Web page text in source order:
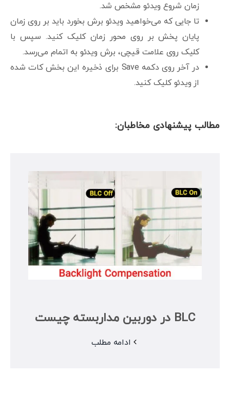
زمان شروع ویدئو مشخص شد.
تا جایی که می‌خواهید ویدئو برش بخورد باید بر روی زمان
پایان پخش بر روی محور زمان کلیک کنید. سپس با
کلیک روی علامت قیچی، برش ویدئو به اتمام می‌رسد.
در آخر روی دکمه Save برای ذخیره این بخش کات شده
از ویدئو کلیک کنید.
مطالب پیشنهادی مخاطبان:
BLC در دوربین مداربسته چیست
ادامه مطلب